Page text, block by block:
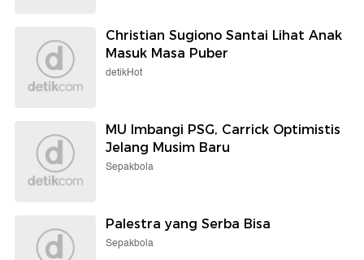
Christian Sugiono Santai Lihat Anak
Masuk Masa Puber
detikHot
MU Imbangi PSG, Carrick Optimistis
Jelang Musim Baru
Sepakbola
Palestra yang Serba Bisa
Sepakbola